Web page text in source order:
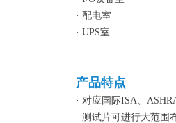
· 配电室
· UPS室
产品特点
· 对应国际ISA、
· 测试片可进行大范围